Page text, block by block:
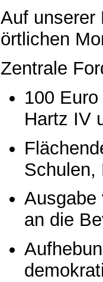
Auf unserer
örtlichen
Zentrale
100
Hartz IV
Schulen,
Ausgabe
an die